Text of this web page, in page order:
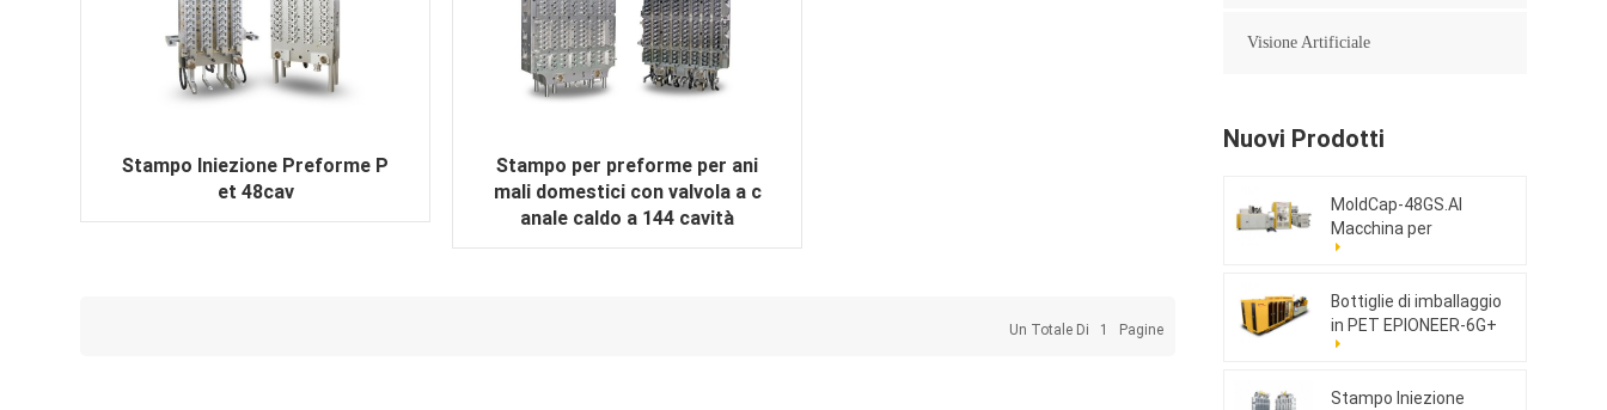
Stampo Iniezione Preforme P
et 48cav
Stampo per preforme per ani
mali domestici con valvola a c
anale caldo a 144 cavità
Un Totale Di 1 Pagine
Visione Artificiale
Nuovi Prodotti
MoldCap-48GS.AI
Macchina per
stampaggio a
ad alta velocità
Bottiglie di imballaggio
in PET EPIONEER-6G+
Stampo Iniezione